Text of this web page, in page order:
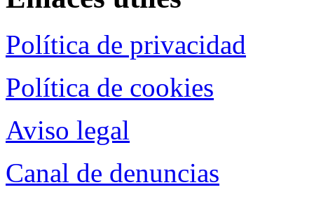
Política de privacidad
Política de cookies
Aviso legal
Canal de denuncias